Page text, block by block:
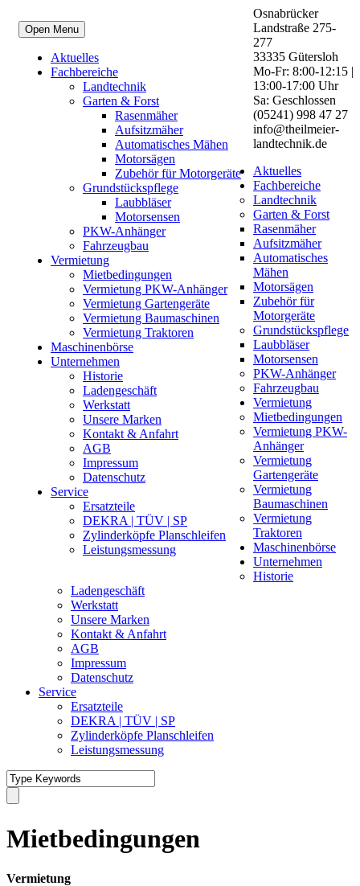
Open Menu
Aktuelles
Fachbereiche
Landtechnik
Garten & Forst
Rasenmäher
Aufsitzmäher
Automatisches Mähen
Motorsägen
Zubehör für Motorgeräte
Grundstückspflege
Laubbläser
Motorsensen
PKW-Anhänger
Fahrzeugbau
Vermietung
Mietbedingungen
Vermietung PKW-Anhänger
Vermietung Gartengeräte
Vermietung Baumaschinen
Vermietung Traktoren
Maschinenbörse
Unternehmen
Historie
Ladengeschäft
Werkstatt
Unsere Marken
Kontakt & Anfahrt
AGB
Impressum
Datenschutz
Service
Ersatzteile
DEKRA | TÜV | SP
Zylinderköpfe Planschleifen
Leistungsmessung
Osnabrücker
Landstraße 275-
277
33335 Gütersloh
Mo-Fr: 8:00-12:15 |
13:00-17:00 Uhr
Sa: Geschlossen
(05241) 998 47 27
info@theilmeier-
landtechnik.de
Aktuelles
Fachbereiche
Landtechnik
Garten & Forst
Rasenmäher
Aufsitzmäher
Automatisches
Mähen
Motorsägen
Zubehör für
Motorgeräte
Grundstückspflege
Laubbläser
Motorsensen
PKW-Anhänger
Fahrzeugbau
Vermietung
Mietbedingungen
Vermietung PKW-
Anhänger
Vermietung
Gartengeräte
Vermietung
Baumaschinen
Vermietung
Traktoren
Maschinenbörse
Unternehmen
Historie
Ladengeschäft
Werkstatt
Unsere Marken
Kontakt & Anfahrt
AGB
Impressum
Datenschutz
Service
Ersatzteile
DEKRA | TÜV | SP
Zylinderköpfe Planschleifen
Leistungsmessung
Mietbedingungen
Vermietung